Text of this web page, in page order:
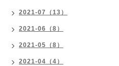
2021-07（13）
2021-06（8）
2021-05（8）
2021-04（4）